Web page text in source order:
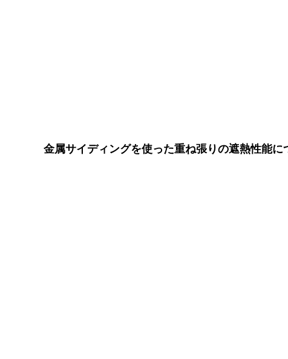
金属サイディングを使った重ね張りの遮熱性能に